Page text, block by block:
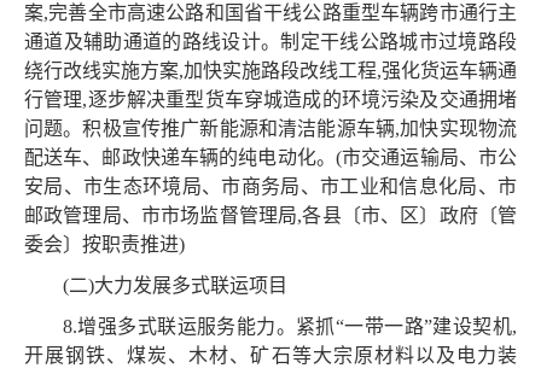
案,完善全市高速公路和国省干线公路重型车辆跨市通行主
通道及辅助通道的路线设计。制定干线公路城市过境路段
绕行改线实施方案,加快实施路段改线工程,强化货运车辆通
行管理,逐步解决重型货车穿城造成的环境污染及交通拥堵
问题。积极宣传推广新能源和清洁能源车辆,加快实现物流
配送车、邮政快递车辆的纯电动化。(市交通运输局、市公
安局、市生态环境局、市商务局、市工业和信息化局、市
邮政管理局、市市场监督管理局,各县〔市、区〕政府〔管
委会〕按职责推进)
(二)大力发展多式联运项目
8.增强多式联运服务能力。紧抓“一带一路”建设契机,
开展钢铁、煤炭、木材、矿石等大宗原材料以及电力装